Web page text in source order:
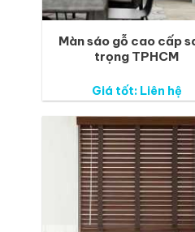
Màn sáo gỗ cao cấp
trọng TPHCM
Giá tốt: Liên hệ